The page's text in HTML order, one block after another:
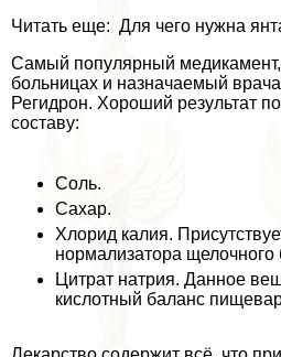
Читать еще: Для чего нужна
Самый популярный
больницах и назначаемый
Регидрон. Хороший результат
составу:
Соль.
Сахар.
Хлорид калия.
нормализатора щелочного
Цитрат натрия. Данное
кислотный баланс